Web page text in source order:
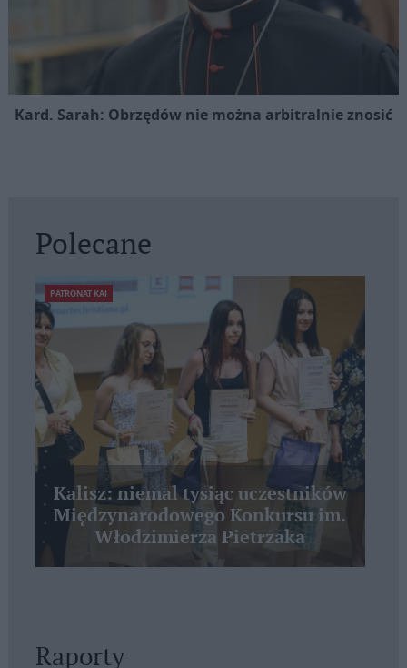
Kard. Sarah: Obrzędów nie można arbitralnie znosić
Polecane
PATRONAT KAI
Kalisz: niemal tysiąc uczestników
Międzynarodowego Konkursu im.
Włodzimierza Pietrzaka
Raporty